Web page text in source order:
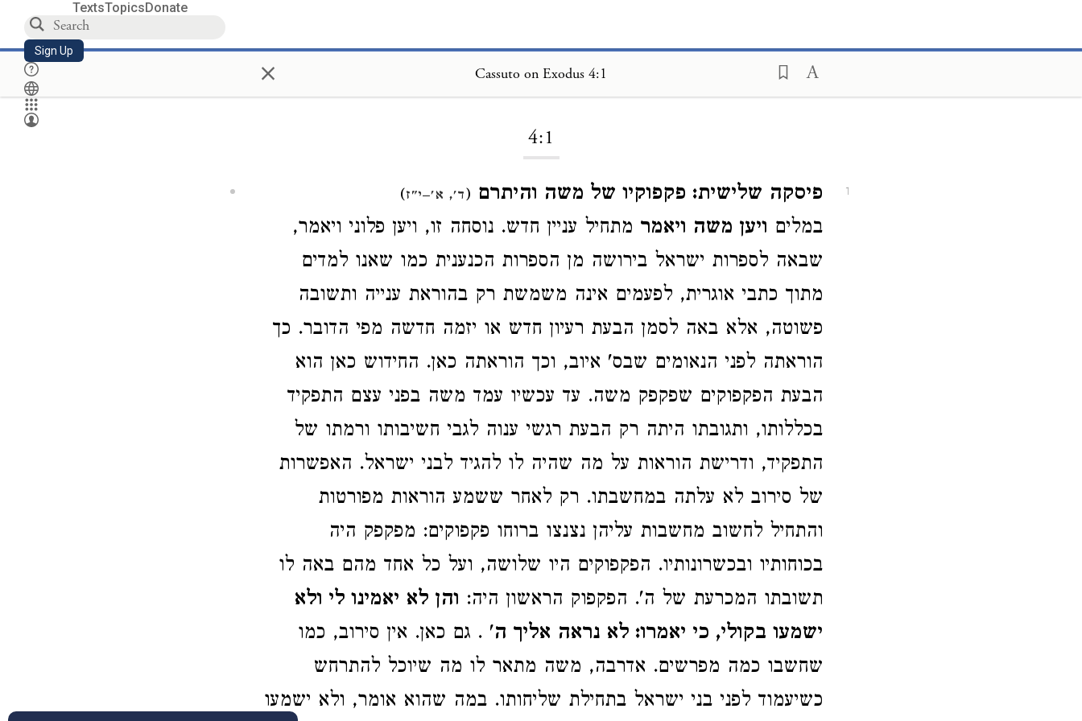
TextsTopicsDonate
Sign Up × Cassuto on Exodus 4:1
4:1
1 פיסקה שלישית: פקפוקיו של משה והיתרם (ד', א'–י"ז)
במלים ויען משה ויאמר מתחיל עניין חדש. נוסחה זו, ויען פלוני ויאמר,
שבאה לספרות ישראל בירושה מן הספרות הכנענית כמו שאנו למדים
מתוך כתבי אוגרית, לפעמים אינה משמשת רק בהוראת ענייה ותשובה
פשוטה, אלא באה לסמן הבעת רעיון חדש או יזמה חדשה מפי הדובר. כך
הוראתה לפני הנאומים שבס' איוב, וכך הוראתה כאן. החידוש כאן הוא
הבעת הפקפוקים שפקפק משה. עד עכשיו עמד משה בפני עצם התפקיד
בכללותו, ותגובתו היתה רק הבעת רגשי ענוה לגבי חשיבותו ורמתו של
התפקיד, ודרישת הוראות על מה שהיה לו להגיד לבני ישראל. האפשרות
של סירוב לא עלתה במחשבתו. רק לאחר ששמע הוראות מפורטות
והתחיל לחשוב מחשבות עליהן נצנצו ברוחו פקפוקים: מפקפק היה
בכוחותיו ובכשרונותיו. הפקפוקים היו שלושה, ועל כל אחד מהם באה לו
תשובתו המכרעת של ה'. הפקפוק הראשון היה: והן לא יאמינו לי ולא
ישמעו בקולי, כי יאמרו: לא נראה אליך ה' . גם כאן. אין סירוב, כמו
שחשבו כמה מפרשים. אדרבה, משה מתאר לו מה שיוכל להתרחש
כשיעמוד לפני בני ישראל בתחילת שליחותו. במה שהוא אומר, ולא ישמעו